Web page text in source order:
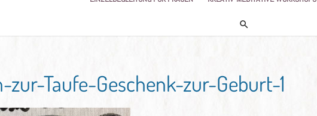
zur-Taufe-Geschenk-zur-Geburt-1